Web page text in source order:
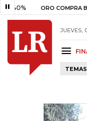
ORO COMPRA BANCO
JUEVES,